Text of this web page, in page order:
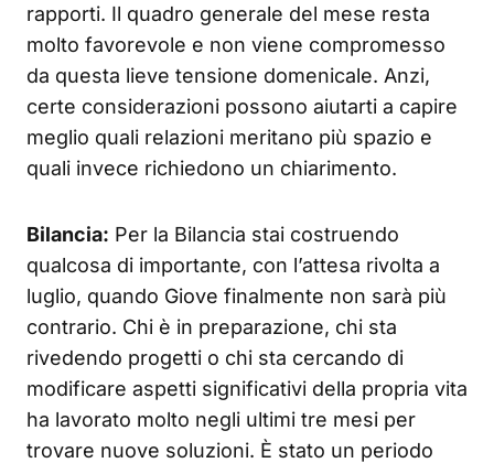
rapporti. Il quadro generale del mese resta
molto favorevole e non viene compromesso
da questa lieve tensione domenicale. Anzi,
certe considerazioni possono aiutarti a capire
meglio quali relazioni meritano più spazio e
quali invece richiedono un chiarimento.
Bilancia: Per la Bilancia stai costruendo
qualcosa di importante, con l’attesa rivolta a
luglio, quando Giove finalmente non sarà più
contrario. Chi è in preparazione, chi sta
rivedendo progetti o chi sta cercando di
modificare aspetti significativi della propria vita
ha lavorato molto negli ultimi tre mesi per
trovare nuove soluzioni. È stato un periodo